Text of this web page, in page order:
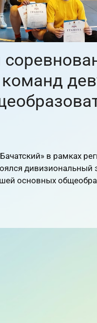
команд
в рамках
дивизиональный
основных